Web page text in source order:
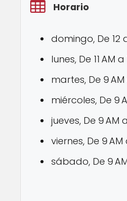
Horario
domingo, De 12
lunes, De 11 AM a
martes, De 9 AM
miércoles, De 9
jueves, De 9 AM
viernes, De 9 AM
sábado, De 9